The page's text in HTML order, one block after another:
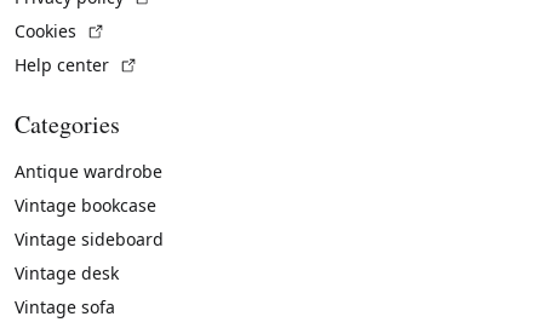
Cookies
Help center
Categories
Antique wardrobe
Vintage bookcase
Vintage sideboard
Vintage desk
Vintage sofa